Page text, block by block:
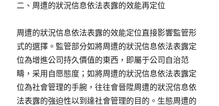
二、周遭的狀況信息依法表露的效能再定位
周遭的狀況信息依法表露的效能定位直接影響監管形
式的選擇。監管部分如將周遭的狀況信息依法表露定
位為增進公司持久價值的東西，即屬于公司自治范
疇，采用自愿態度；如將周遭的狀況信息依法表露定
位為社會管理的手腕，往往會晉陞周遭的狀況信息依
法表露的強迫性以到達社會管理的目的。生態周遭的